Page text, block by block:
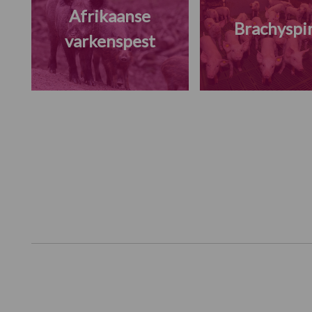
Afrikaanse
varkenspest